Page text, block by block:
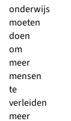
onderwijs
moeten
doen
om
meer
mensen
te
verleiden
meer